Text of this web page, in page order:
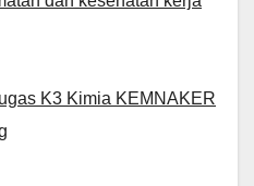
K3 Kimia KEMNAKER